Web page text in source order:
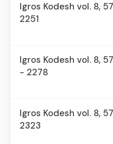
Igros Kodesh vol. 8,
2251
Igros Kodesh vol. 8,
- 2278
Igros Kodesh vol. 8,
2323